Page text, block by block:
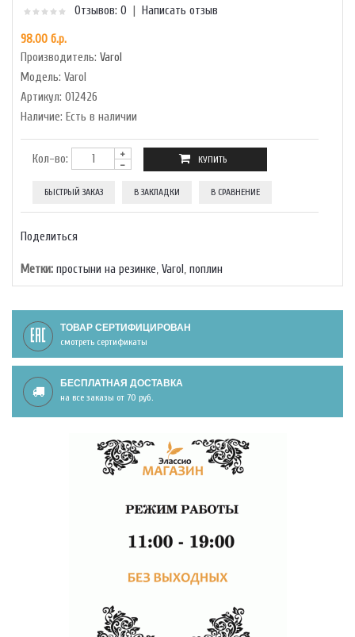
Отзывов: 0 Написать отзыв
98.00 б.р.
Производитель: Varol
Модель: Varol
Артикул: 012426
Наличие: Есть в наличии
Кол-во:
БЫСТРЫЙ ЗАКАЗ В ЗАКЛАДКИ В СРАВНЕНИЕ
Поделиться
Метки: простыни на резинке, Varol , поплин
ТОВАР СЕРТИФИЦИРОВАН
смотреть сертификаты
БЕСПЛАТНАЯ ДОСТАВКА
на все заказы от 70 руб.